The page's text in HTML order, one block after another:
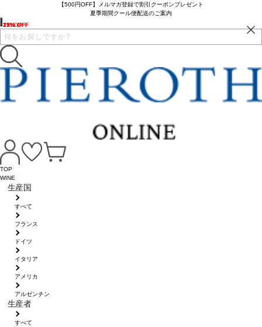
【500円OFF】メルマガ登録で割引クーポンプレゼント
夏季期間クール便配送のご案内
TOP
WINE
生産国
すべて
フランス
ドイツ
イタリア
アメリカ
アルゼンチン
生産者
すべて
37% OFF
15% OFF
25% OFF
17% OFF
12% OFF
7% OFF